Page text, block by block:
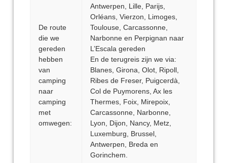
De route
die we
gereden
hebben
van
camping
naar
camping
met
omwegen:
Antwerpen, Lille, Parijs,
Orléans, Vierzon, Limoges,
Toulouse, Carcassonne,
Narbonne en Perpignan naar
L’Escala gereden
En de terugreis zijn we via:
Blanes, Girona, Olot, Ripoll,
Ribes de Freser, Puigcerdà,
Col de Puymorens, Ax les
Thermes, Foix, Mirepoix,
Carcassonne, Narbonne,
Lyon, Dijon, Nancy, Metz,
Luxemburg, Brussel,
Antwerpen, Breda en
Gorinchem.